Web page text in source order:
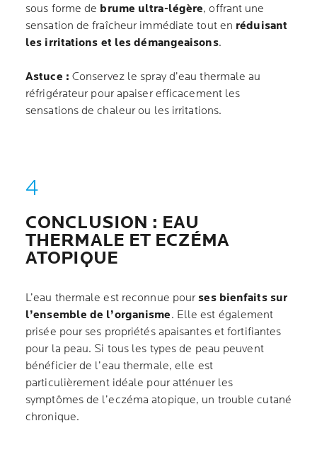
sous forme de brume ultra-légère, offrant une
sensation de fraîcheur immédiate tout en réduisant
les irritations et les démangeaisons.
Astuce : Conservez le spray d’eau thermale au
réfrigérateur pour apaiser efficacement les
sensations de chaleur ou les irritations.
CONCLUSION : EAU
THERMALE ET ECZÉMA
ATOPIQUE
L’eau thermale est reconnue pourses bienfaits sur
l’ensemble de l’organisme. Elle est également
prisée pour ses propriétés apaisantes et fortifiantes
pour la peau. Si tous les types de peau peuvent
bénéficier de l’eau thermale, elle est
particulièrement idéale pour atténuer les
symptômes de l’eczéma atopique, un trouble cutané
chronique.